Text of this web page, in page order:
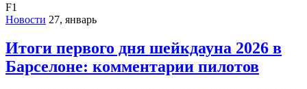
F1
Новости 27, январь
Итоги первого дня шейкдауна 2026 в
Барселоне: комментарии пилотов